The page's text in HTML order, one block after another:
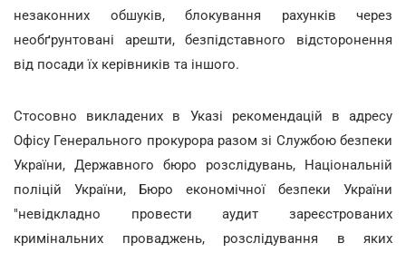
незаконних обшуків, блокування рахунків через
необґрунтовані арешти, безпідставного відсторонення
від посади їх керівників та іншого.
Стосовно викладених в Указі рекомендацій в адресу
Офісу Генерального прокурора разом зі Службою безпеки
України, Державного бюро розслідувань, Національній
поліцій України, Бюро економічної безпеки України
"невідкладно провести аудит зареєстрованих
кримінальних проваджень, розслідування в яких